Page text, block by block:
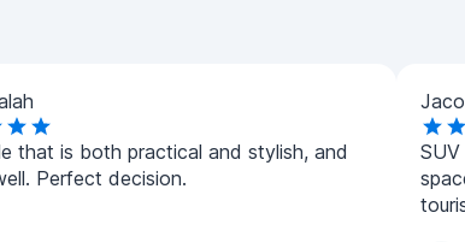
that is both practical and stylish, and
Perfect decision.